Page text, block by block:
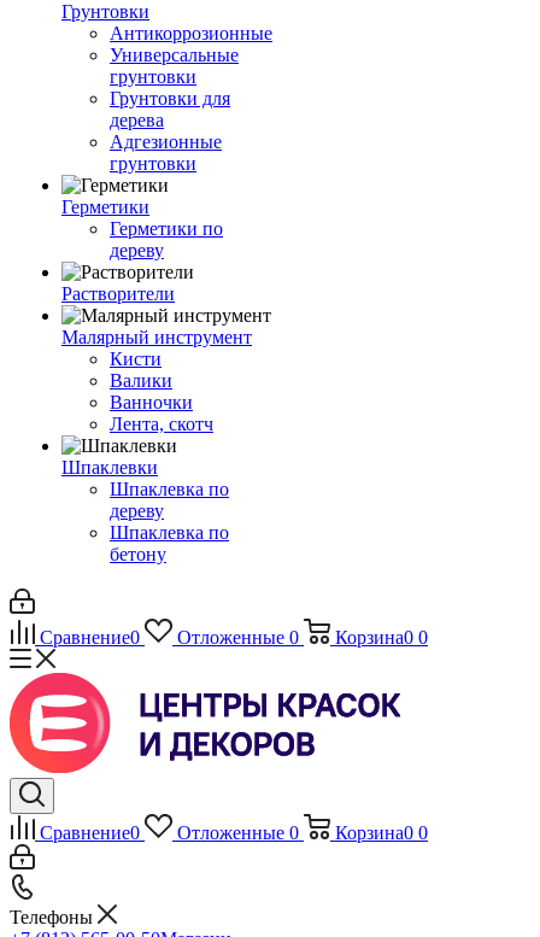
Грунтовки
Антикоррозионные
Универсальные
грунтовки
Грунтовки для
дерева
Адгезионные
грунтовки
Герметики
Герметики по
дереву
Растворители
Малярный инструмент
Кисти
Валики
Ванночки
Лента, скотч
Шпаклевки
Шпаклевка по
дереву
Шпаклевка по
бетону
Сравнение0 Отложенные 0 Корзина0 0
Сравнение0 Отложенные 0 Корзина0 0
Телефоны